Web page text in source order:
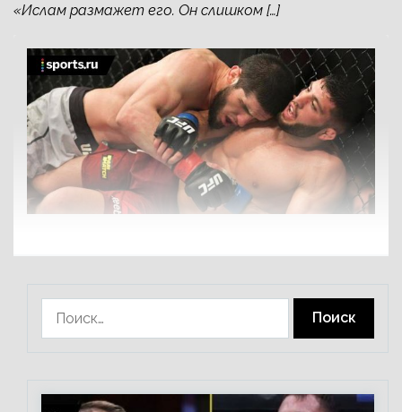
«Ислам размажет его. Он слишком […]